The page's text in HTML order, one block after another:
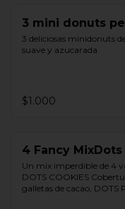
3 mini donuts
3 deliciosas minidonuts
suave y azucarada
$1.000
4 Fancy MixDots
Un mix imperdible de 4
DOTS COOKIES
galletas de cacao, DOTS